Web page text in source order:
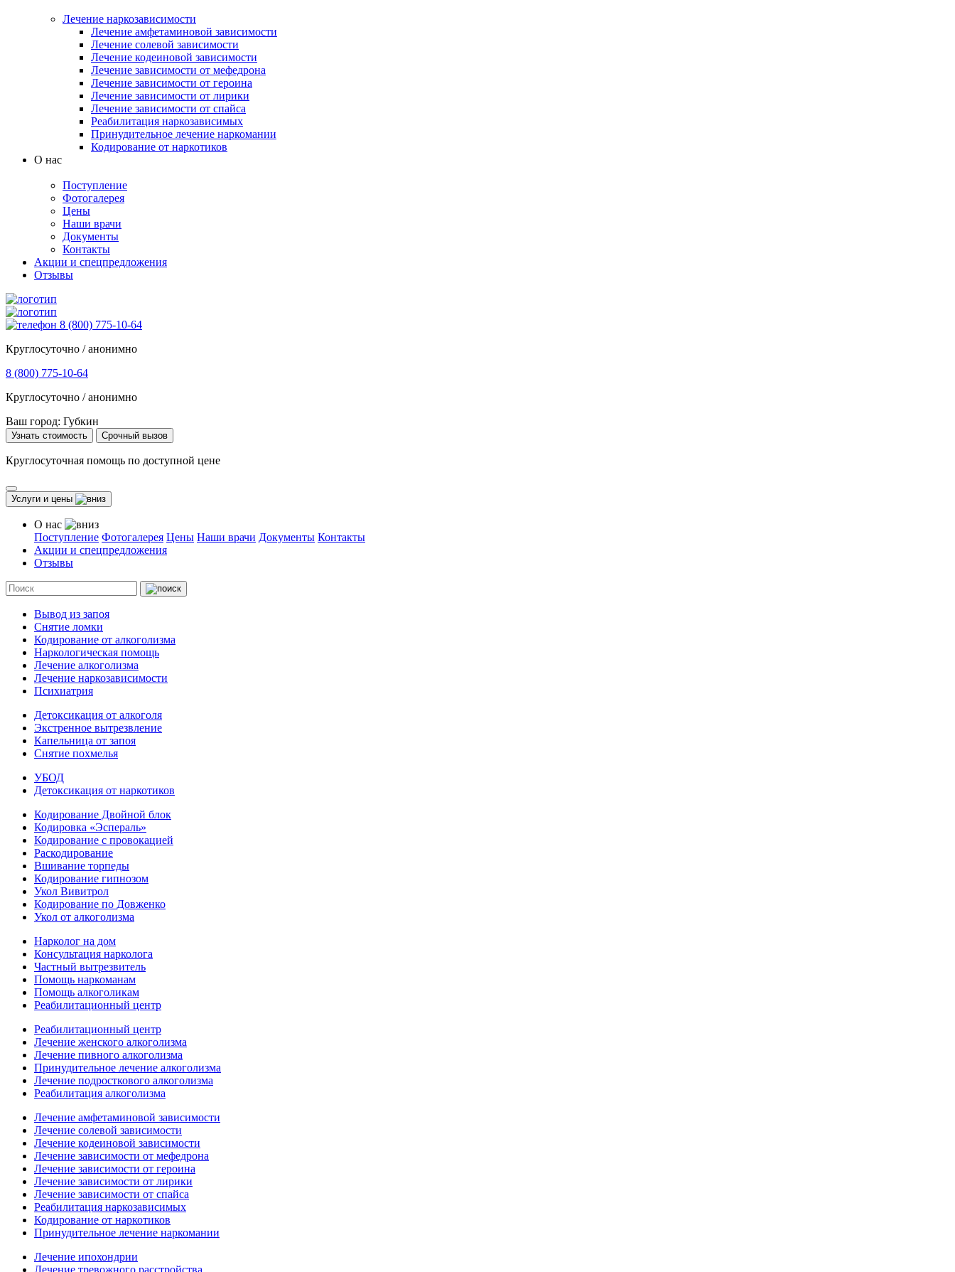
Лечение наркозависимости
Лечение амфетаминовой зависимости
Лечение солевой зависимости
Лечение кодеиновой зависимости
Лечение зависимости от мефедрона
Лечение зависимости от героина
Лечение зависимости от лирики
Лечение зависимости от спайса
Реабилитация наркозависимых
Принудительное лечение наркомании
Кодирование от наркотиков
О нас
Поступление
Фотогалерея
Цены
Наши врачи
Документы
Контакты
Акции и спецпредложения
Отзывы
8 (800) 775-10-64
Круглосуточно / анонимно
8 (800) 775-10-64
Круглосуточно / анонимно
Ваш город: Губкин
Узнать стоимость Срочный вызов
Круглосуточная помощь по доступной цене
Услуги и цены
О нас
Поступление Фотогалерея Цены Наши врачи Документы Контакты
Акции и спецпредложения
Отзывы
Вывод из запоя
Снятие ломки
Кодирование от алкоголизма
Наркологическая помощь
Лечение алкоголизма
Лечение наркозависимости
Психиатрия
Детоксикация от алкоголя
Экстренное вытрезвление
Капельница от запоя
Снятие похмелья
УБОД
Детоксикация от наркотиков
Кодирование Двойной блок
Кодировка «Эспераль»
Кодирование с провокацией
Раскодирование
Вшивание торпеды
Кодирование гипнозом
Укол Вивитрол
Кодирование по Довженко
Укол от алкоголизма
Нарколог на дом
Консультация нарколога
Частный вытрезвитель
Помощь наркоманам
Помощь алкоголикам
Реабилитационный центр
Реабилитационный центр
Лечение женского алкоголизма
Лечение пивного алкоголизма
Принудительное лечение алкоголизма
Лечение подросткового алкоголизма
Реабилитация алкоголизма
Лечение амфетаминовой зависимости
Лечение солевой зависимости
Лечение кодеиновой зависимости
Лечение зависимости от мефедрона
Лечение зависимости от героина
Лечение зависимости от лирики
Лечение зависимости от спайса
Реабилитация наркозависимых
Кодирование от наркотиков
Принудительное лечение наркомании
Лечение ипохондрии
Лечение тревожного расстройства